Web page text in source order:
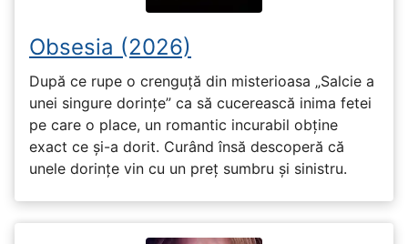
Obsesia (2026)
După ce rupe o crenguță din misterioasa „Salcie a
unei singure dorințe” ca să cucerească inima fetei
pe care o place, un romantic incurabil obține
exact ce și-a dorit. Curând însă descoperă că
unele dorințe vin cu un preț sumbru și sinistru.